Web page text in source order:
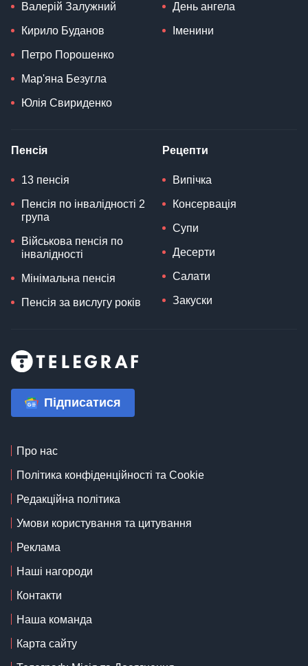
Валерій Залужний
Кирило Буданов
Петро Порошенко
Мар'яна Безугла
Юлія Свириденко
День ангела
Іменини
Пенсія
13 пенсія
Пенсія по інвалідності 2
група
Військова пенсія по
інвалідності
Мінімальна пенсія
Пенсія за вислугу років
Рецепти
Випічка
Консервація
Супи
Десерти
Салати
Закуски
Підписатися
Про нас
Політика конфіденційності та Cookie
Редакційна політика
Умови користування та цитування
Реклама
Наші нагороди
Контакти
Наша команда
Карта сайту